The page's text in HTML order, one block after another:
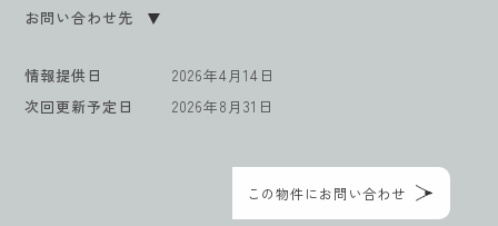
お問い合わせ先
情報提供日
2026年4月14日
次回更新予定日
2026年8月31日
この物件にお問い合わせ